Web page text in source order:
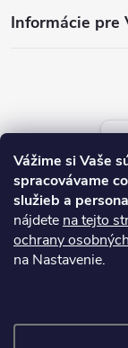
Vážime si Vaše
spracovávame
služieb a
nájdete na tejto
ochrany
na Nastavenie.
Informácie pre